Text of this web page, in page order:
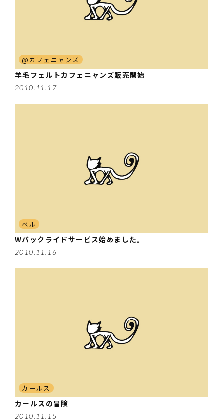
@カフェニャンズ
羊毛フェルトカフェニャンズ販売開始
2010.11.17
ベル
Wバックライドサービス始めました。
2010.11.16
カールス
カールスの冒険
2010.11.15